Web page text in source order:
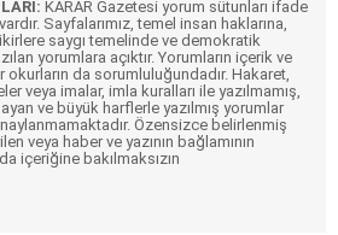
KARAR Gazetesi yorum sütunları ifade
Sayfalarımız, temel insan haklarına,
saygı temelinde ve demokratik
yorumlara açıktır. Yorumların içerik ve
da sorumluluğundadır. Hakaret,
veya imalar, imla kuralları ile yazılmamış,
ve büyük harflerle yazılmış yorumlar
Özensizce belirlenmiş
veya haber ve yazının bağlamının
içeriğine bakılmaksızın